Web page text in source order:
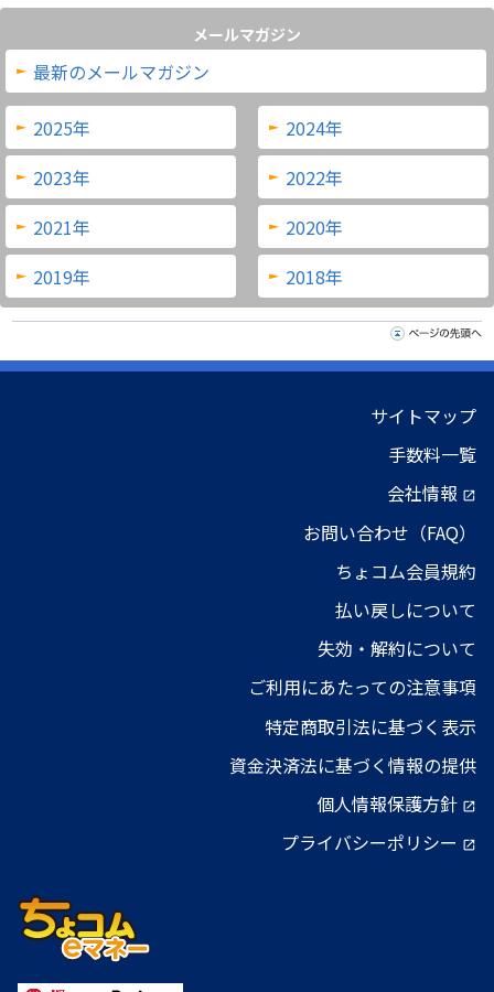
メールマガジン
最新のメールマガジン
2025年
2024年
2023年
2022年
2021年
2020年
2019年
2018年
サイトマップ
手数料一覧
会社情報 open_in_new
お問い合わせ（FAQ）
ちょコム会員規約
払い戻しについて
失効・解約について
ご利用にあたっての注意事項
特定商取引法に基づく表示
資金決済法に基づく情報の提供
個人情報保護方針 open_in_new
プライバシーポリシー open_in_new